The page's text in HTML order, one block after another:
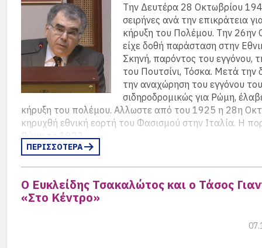
Την Δευτέρα 28 Οκτωβρίου
σειρήνες ανά την επικράτεια
κήρυξη του Πολέμου. Την 26ην
είχε δοθή παράσταση στην
Σκηνή, παρόντος του εγγόνου,
του Πουτσίνι, Τόσκα. Μετά την
την αναχώρηση του εγγόνου
σιδηροδρομικώς για Ρώμη,
κήρυξη του πολέμου. Αλλωστε από του 1925 η 28η
κηρυχθή εθνική εορτή του Φασισμού στην Ιταλία. Η
Ρώμη το 1922.
Ο ελληνικός λαός ήταν τελικώς πολιτικώς και εθνικώς
Δεν υπήρξαν διαφωνείες για την κήρυξη του Πολέμου.
λαός, πρόσφατα συντετριμμένος από την
Καταστροφή, ανεγνώρισε ότι του δίδεται η ευκαιρία
Στο ύψος των περιστάσεων ευρέθη ο Ιωάννης
ΠΕΡΙΣΣΟΤΕΡΑ
Ο Ευκλείδης Τσακαλώτος και ο Τάσος
«Στο Κέντρο»